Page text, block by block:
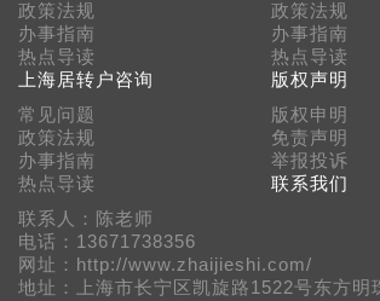
政策法规
办事指南
热点导读
政策法规
办事指南
热点导读
上海居转户咨询
常见问题
政策法规
办事指南
热点导读
版权声明
版权申明
免责声明
举报投诉
联系我们
联系人：陈老师
电话：13671738356
网址：http://www.zhaijieshi.com/
地址：上海市长宁区凯旋路1522号东方明